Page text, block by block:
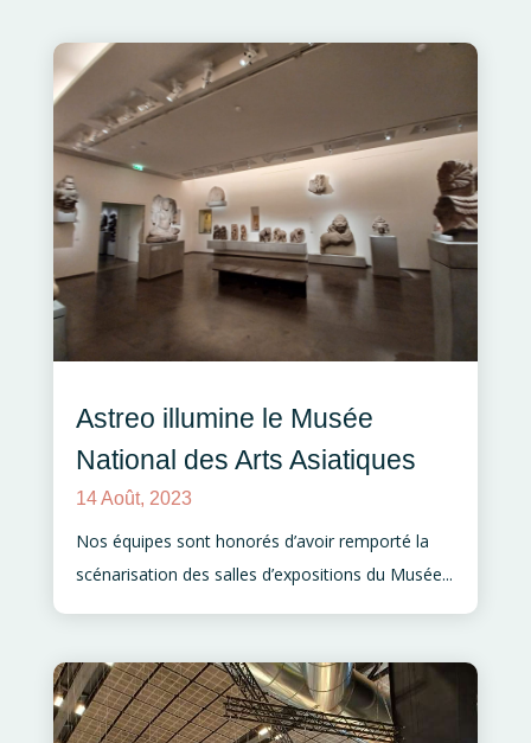
Astreo illumine le Musée
National des Arts Asiatiques
14 Août, 2023
Nos équipes sont honorés d’avoir remporté la
scénarisation des salles d’expositions du Musée...